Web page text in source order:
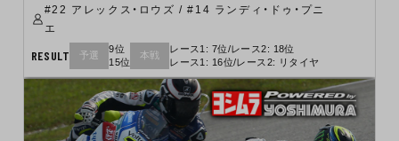
#22 アレックス・ロウズ / #14 ランディ・ドゥ・プニ
エ
RESULT 予選
9位
15位
本戦
レース1: 7位/レース2: 18位
レース1: 16位/レース2: リタイヤ